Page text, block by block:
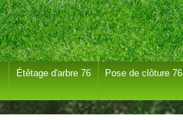
Étêtage d'arbre 76 Pose de clôture 76